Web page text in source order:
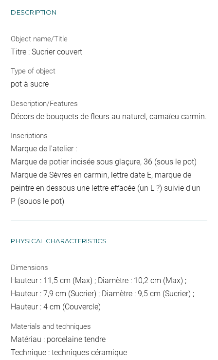
DESCRIPTION
Object name/Title
Titre : Sucrier couvert
Type of object
pot à sucre
Description/Features
Décors de bouquets de fleurs au naturel, camaïeu carmin.
Inscriptions
Marque de l'atelier :
Marque de potier incisée sous glaçure, 36 (sous le pot)
Marque de Sèvres en carmin, lettre date E, marque de
peintre en dessous une lettre effacée (un L ?) suivie d'un
P (souos le pot)
PHYSICAL CHARACTERISTICS
Dimensions
Hauteur : 11,5 cm (Max) ; Diamètre : 10,2 cm (Max) ;
Hauteur : 7,9 cm (Sucrier) ; Diamètre : 9,5 cm (Sucrier) ;
Hauteur : 4 cm (Couvercle)
Materials and techniques
Matériau : porcelaine tendre
Technique : techniques céramique